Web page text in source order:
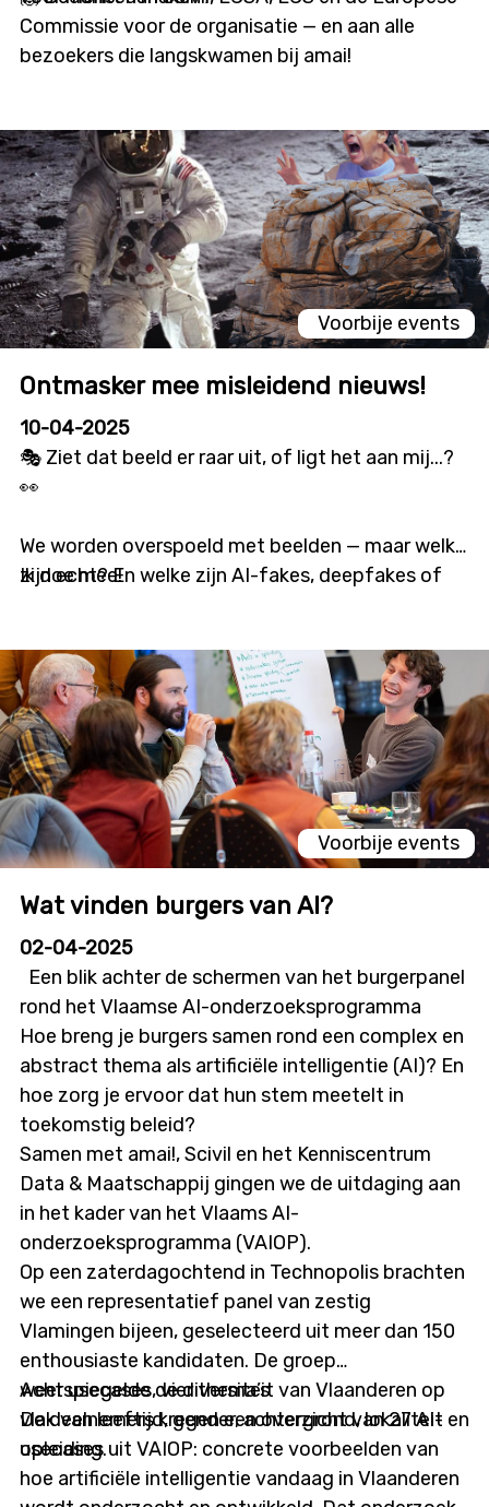
Commissie voor de organisatie — en aan alle
bezoekers die langskwamen bij amai!
Voorbije events
Ontmasker mee misleidend nieuws!
10-04-2025
🎭 Ziet dat beeld er raar uit, of ligt het aan mij...?
👀
We worden overspoeld met beelden — maar welke
zijn echt? En welke zijn AI-fakes, deepfakes of
VISAVIS van @mediawijsbe zoekt jouw blik om
daar helderheid in te brengen. 🧠🔍
👋 Ben jij jongere, leerkracht, journalist, digitale
maker of gewoon iemand met een kritische blik?
Dan is dit project op jouw lijf geschreven.
💥 Wat doe je als deelnemer?
handige online tool
🎓 Je volgt korte workshops over visuele
manipulatie
🧠 Je krijgt wekelijkse opdrachten om je skills te
trainen
📬 Alles gebeurt online, van 15 april tot 15 juni
2025
⏱️ Je kiest zelf hoeveel tijd je erin steekt –
gemiddeld zo’n 1 uur per week
📢 Waarom meedoen?
✅ Je scherpt je blik op AI en beeldmanipulatie
✅ Je helpt mee aan wetenschappelijk onderzoek
✅ Je draagt bij aan een beeldwijzere samenleving
🎯 Zin om mee te doen? Check
mediawijs.be/visavis en schrijf je in!
Ik doe mee!
Voorbije events
Wat vinden burgers van AI?
02-04-2025
rond het Vlaamse AI-onderzoeksprogramma
Hoe breng je burgers samen rond een complex en
abstract thema als artificiële intelligentie (AI)? En
hoe zorg je ervoor dat hun stem meetelt in
toekomstig beleid?
Samen met amai!, Scivil en het Kenniscentrum
Data & Maatschappij gingen we de uitdaging aan
in het kader van het Vlaams AI-
onderzoeksprogramma (VAIOP).
Op een zaterdagochtend in Technopolis brachten
we een representatief panel van zestig
Vlamingen bijeen, geselecteerd uit meer dan 150
enthousiaste kandidaten. De groep
weerspiegelde de diversiteit van Vlaanderen op
vlak van leeftijd, gender, achtergrond, lokaliteit en
opleiding.
Acht usecases, vier thema’s
De deelnemers kregen een overzicht van 27 AI-
usecases uit VAIOP: concrete voorbeelden van
hoe artificiële intelligentie vandaag in Vlaanderen